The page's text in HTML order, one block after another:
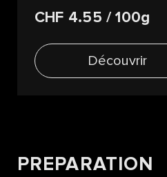
CHF 4.55 / 100g
Découvrir
PREPARATION